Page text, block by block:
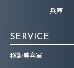
兵庫
SERVICE
移動美容室